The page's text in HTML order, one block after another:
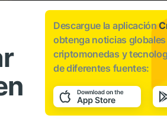
Descargue la aplicación
obtenga noticias
criptomonedas y
de diferentes fuentes: